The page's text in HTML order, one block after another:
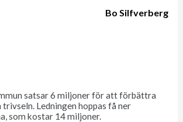
Bo Silfverberg
satsar 6 miljoner för att förbättra
Ledningen hoppas få ner
som kostar 14 miljoner.